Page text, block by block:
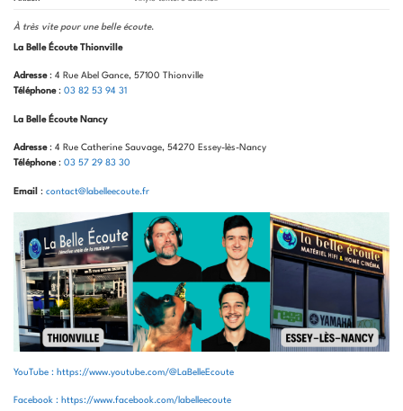
À très vite pour une belle écoute.
La Belle Écoute Thionville
Adresse: 4 Rue Abel Gance, 57100 Thionville
Téléphone: 03 82 53 94 31
La Belle Écoute Nancy
Adresse: 4 Rue Catherine Sauvage, 54270 Essey-lès-Nancy
Téléphone: 03 57 29 83 30
Email : contact@labelleecoute.fr
YouTube : https://www.youtube.com/@LaBelleEcoute
Facebook : https://www.facebook.com/labelleecoute